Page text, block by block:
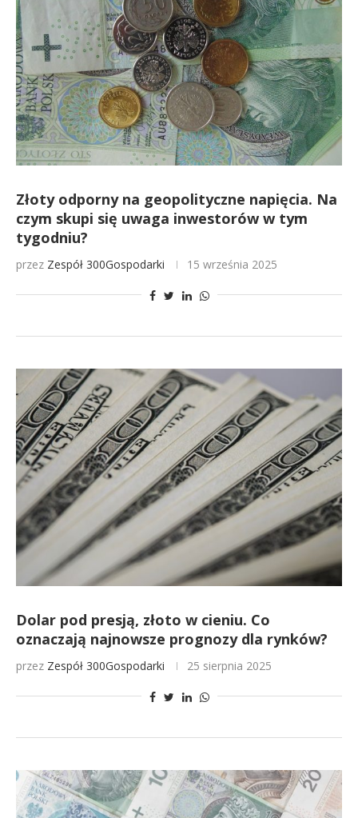
Złoty odporny na geopolityczne napięcia. Na
czym skupi się uwaga inwestorów w tym
tygodniu?
przez Zespół 300Gospodarki 15 września 2025
Dolar pod presją, złoto w cieniu. Co
oznaczają najnowsze prognozy dla rynków?
przez Zespół 300Gospodarki 25 sierpnia 2025